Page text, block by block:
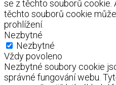
se z těchto souborů cookie.
těchto souborů cookie
prohlížení.
Nezbytné
Nezbytné
Vždy povoleno
Nezbytné soubory cookie
správné fungování webu.